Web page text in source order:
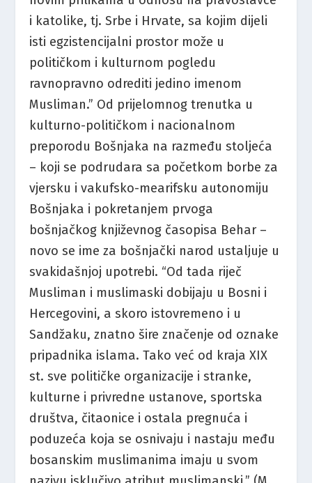
i katolike, tj. Srbe i Hrvate, sa kojim dijeli
isti egzistencijalni prostor može u
političkom i kulturnom pogledu
ravnopravno odrediti jedino imenom
Musliman.” Od prijelomnog trenutka u
kulturno-političkom i nacionalnom
preporodu Bošnjaka na razmeđu stoljeća
– koji se podrudara sa početkom borbe za
vjersku i vakufsko-mearifsku autonomiju
Bošnjaka i pokretanjem prvoga
bošnjačkog književnog časopisa Behar –
novo se ime za bošnjački narod ustaljuje u
svakidašnjoj upotrebi. “Od tada riječ
Musliman i muslimaski dobijaju u Bosni i
Hercegovini, a skoro istovremeno i u
Sandžaku, znatno šire značenje od oznake
pripadnika islama. Tako već od kraja XIX
st. sve političke organizacije i stranke,
kulturne i privredne ustanove, sportska
društva, čitaonice i ostala pregnuća i
poduzeća koja se osnivaju i nastaju među
bosanskim muslimanima imaju u svom